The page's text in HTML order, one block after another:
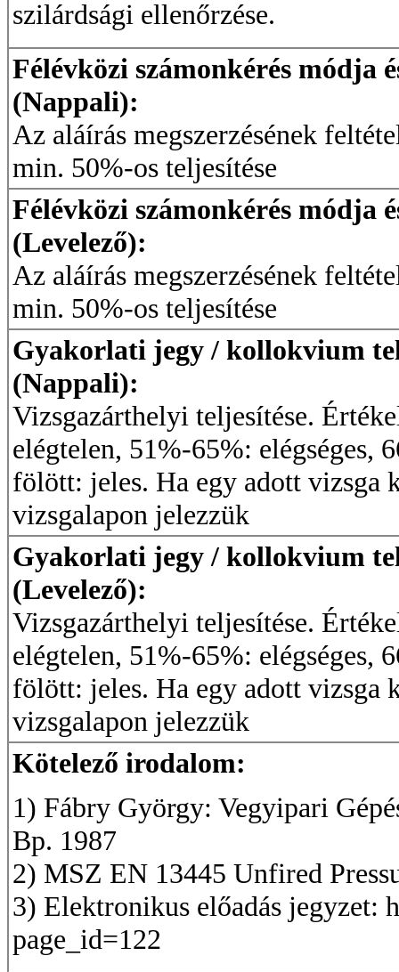
szilárdsági ellenőrzése.
Félévközi számonkérés módja
(Nappali):
Az aláírás megszerzésének
min. 50%-os teljesítése
Félévközi számonkérés módja
(Levelező):
Az aláírás megszerzésének
min. 50%-os teljesítése
Gyakorlati jegy / kollokvium
(Nappali):
Vizsgazárthelyi teljesítése.
elégtelen, 51%-65%: elégséges,
fölött: jeles. Ha egy adott vizsga
vizsgalapon jelezzük
Gyakorlati jegy / kollokvium
(Levelező):
Vizsgazárthelyi teljesítése.
elégtelen, 51%-65%: elégséges,
fölött: jeles. Ha egy adott vizsga
vizsgalapon jelezzük
Kötelező irodalom:
1) Fábry György: Vegyipari
Bp. 1987
2) MSZ EN 13445 Unfired
3) Elektronikus előadás
page_id=122